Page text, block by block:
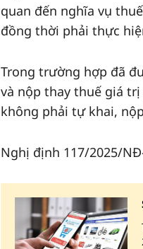
quan đến nghĩa vụ
đồng thời phải thực
Trong trường hợp đã
và nộp thay thuế giá
không phải tự khai,
Nghị định 117/2025/